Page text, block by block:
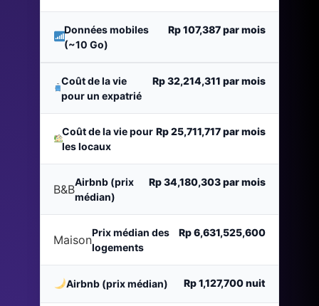
Données mobiles
(~10 Go)
Rp 107,387par mois
Coût de la vie
pour un expatrié
Rp 32,214,311 par mois
Coût de la vie pour
les locaux
Rp 25,711,717par mois
B&B
Airbnb (prix
médian)
Rp 34,180,303par mois
Maison
Prix médian des
logements
Rp 6,631,525,600
Airbnb (prix médian) Rp 1,127,700nuit